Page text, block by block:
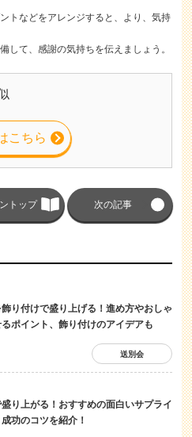
トなどをアレンジすると、より、気持
して、感謝の気持ちを伝えましょう。
こちら
トップ 次の記事
り付けで盛り上げる！進め方やおしゃ
ポイント、飾り付けのアイデアも
送別会
り上がる！おすすめの面白いサプライ
功のコツを紹介！